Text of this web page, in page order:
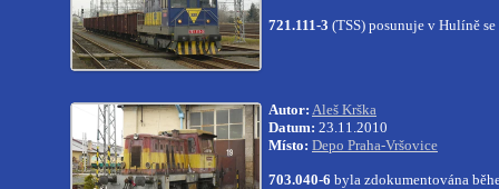
721.111-3 (TSS) posunuje v Hulíně
Autor: Aleš Krška
Datum: 23.11.2010
Místo: Depo Praha-Vršovice
703.040-6 byla zdokumentována